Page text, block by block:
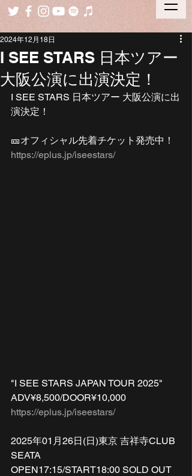
I SEE STARS 日本ツアー
大阪公演に出演決定！
2024年12月18日
I SEE STARS 日本ツアー 大阪公演に出
演決定！
🎫オフィシャル先着チケット発売中！
https://eplus.jp/iseestars/
"I SEE STARS JAPAN TOUR 2025"
ADV¥8,500/DOOR¥10,000
https://eplus.jp/iseestars/
2025年01月26日(日)東京 吉祥寺CLUB
SEATA
OPEN17:15/START18:00 SOLD OUT